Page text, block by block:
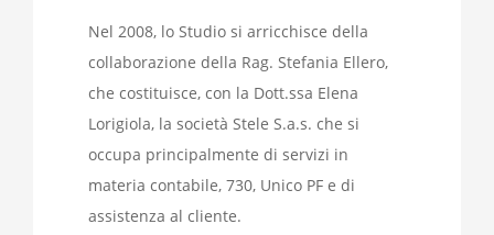
Nel 2008, lo Studio si arricchisce della
collaborazione della Rag. Stefania Ellero,
che costituisce, con la Dott.ssa Elena
Lorigiola, la società Stele S.a.s. che si
occupa principalmente di servizi in
materia contabile, 730, Unico PF e di
assistenza al cliente.